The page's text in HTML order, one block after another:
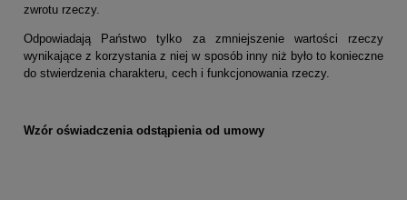
zwrotu rzeczy.
Odpowiadają Państwo tylko za zmniejszenie wartości rzeczy
wynikające z korzystania z niej w sposób inny niż było to konieczne
do stwierdzenia charakteru, cech i funkcjonowania rzeczy.
Wzór oświadczenia odstąpienia od umowy